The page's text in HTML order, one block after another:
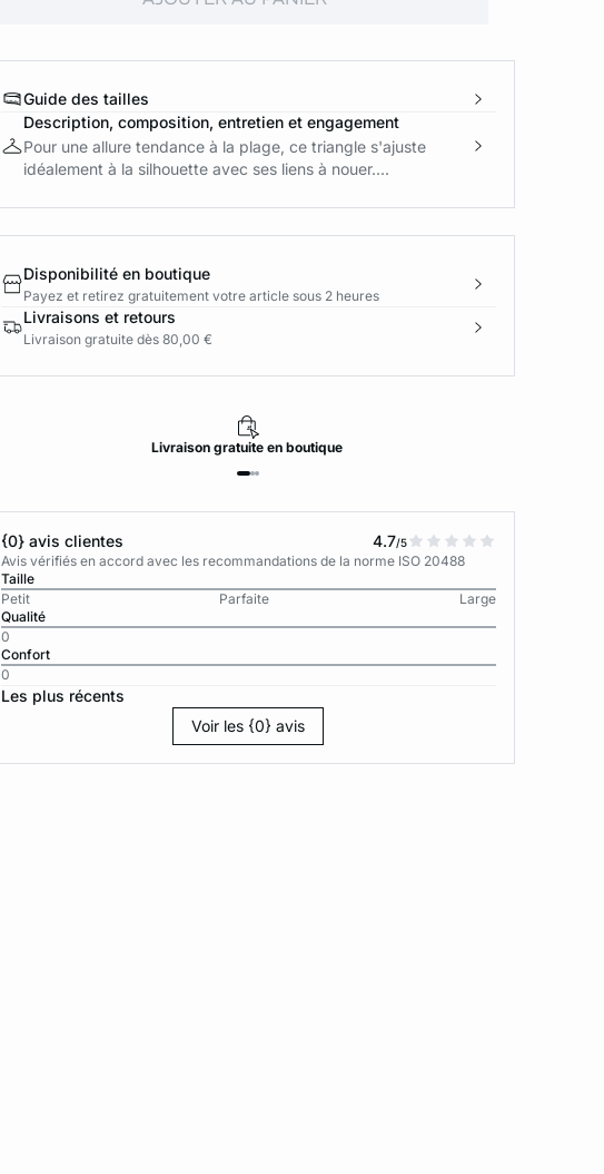
Guide des tailles
Description, composition, entretien et engagement
Pour une allure tendance à la plage, ce triangle s'ajuste
idéalement à la silhouette avec ses liens à nouer....
Disponibilité en boutique
Payez et retirez gratuitement votre article sous 2 heures
Livraisons et retours
Livraison gratuite dès 80,00 €
Livraison gratuite en boutique
{0} avis clientes 4.7/5
Avis vérifiés en accord avec les recommandations de la norme ISO 20488
Taille
Petit
Parfaite
Large
Qualité
0
Confort
0
Les plus récents
Voir les {0} avis